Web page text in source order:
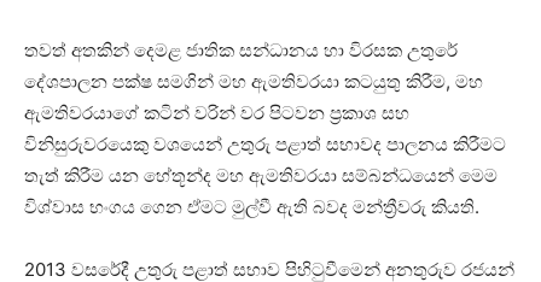
තවත් අතකින් දෙමළ ජාතික සන්ධානය හා විරසක උතුරේ
දේශපාලන පක්ෂ සමගින් මහ ඇමතිවරයා කටයුතු කිරීම, මහ
ඇමතිවරයාගේ කටින් වරින් වර පිටවන ප්‍රකාශ සහ
විනිසුරුවරයෙකු වශයෙන් උතුරු පළාත් සභාවද පාලනය කිරීමට
තැත් කිරීම යන හේතූන්ද මහ ඇමතිවරයා සම්බන්ධයෙන් මෙම
විශ්වාස භංගය ගෙන ඒමට මුල්වී ඇති බවද මන්ත්‍රීවරු කියති.
2013 වසරේදී උතුරු පළාත් සභාව පිහිටුවීමෙන් අනතුරුව රජයන්